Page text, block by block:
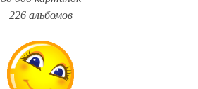
226 альбомов